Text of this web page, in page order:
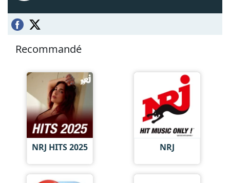
Recommandé
NRJ HITS 2025 NRJ